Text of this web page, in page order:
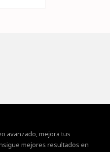
avanzado, mejora tus
mejores resultados en